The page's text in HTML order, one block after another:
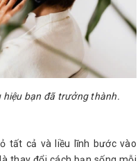
hiệu bạn đã trưởng thành.
tất cả và liều lĩnh bước vào